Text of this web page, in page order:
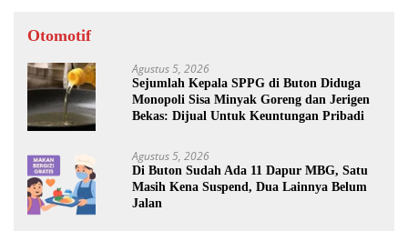
Otomotif
Agustus 5, 2026
Sejumlah Kepala SPPG di Buton Diduga
Monopoli Sisa Minyak Goreng dan Jerigen
Bekas: Dijual Untuk Keuntungan Pribadi
Agustus 5, 2026
Di Buton Sudah Ada 11 Dapur MBG, Satu
Masih Kena Suspend, Dua Lainnya Belum
Jalan